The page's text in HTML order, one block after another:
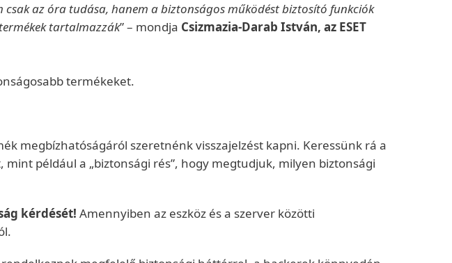
az óra tudása, hanem a biztonságos működést biztosító funkciók
tartalmazzák” – mondja Csizmazia-Darab István, az ESET
termékeket.
megbízhatóságáról szeretnénk visszajelzést kapni. Keressünk rá a
például a „biztonsági rés”, hogy megtudjuk, milyen biztonsági
kérdését! Amennyiben az eszköz és a szerver közötti